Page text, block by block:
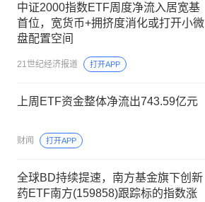
中证2000指数ETF周度净流入居宽基
首位，宽货币+拥挤度消化或打开小微
盘配置空间
21世纪经济报道 打开APP
上周ETF资金整体净流出743.59亿元
财闻 打开APP
全球BD持续提速，南方基金旗下创新
药ETF南方(159858)跟踪标的指数涨